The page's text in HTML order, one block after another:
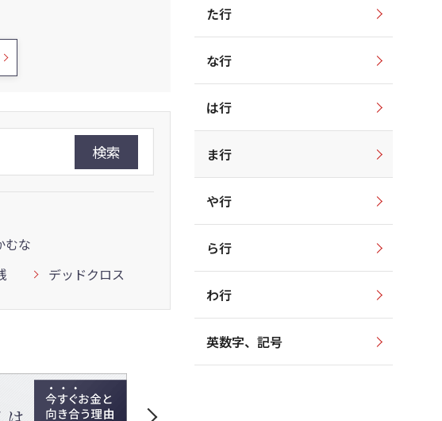
検索
むな
デッドクロス
た行
な行
は行
ま行
や行
ら行
わ行
英数字、記号